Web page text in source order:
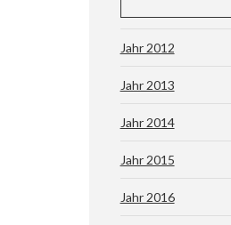
Jahr 2012
Jahr 2013
Jahr 2014
Jahr 2015
Jahr 2016